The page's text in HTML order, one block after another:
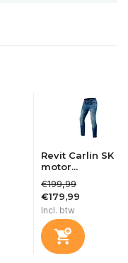
Revit Carlin SK
motor...
€199,99
€179,99
Incl. btw